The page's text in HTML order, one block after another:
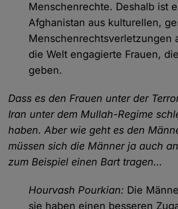
Menschenrechte. Deshalb ist
Afghanistan aus kulturellen,
Menschenrechtsverletzungen
die Welt engagierte Frauen,
geben.
Dass es den Frauen unter der
Iran unter dem Mullah-Regime
haben. Aber wie geht es den
müssen sich die Männer ja auch
zum Beispiel einen Bart tragen…
Hourvash Pourkian: Die
sie haben einen besseren